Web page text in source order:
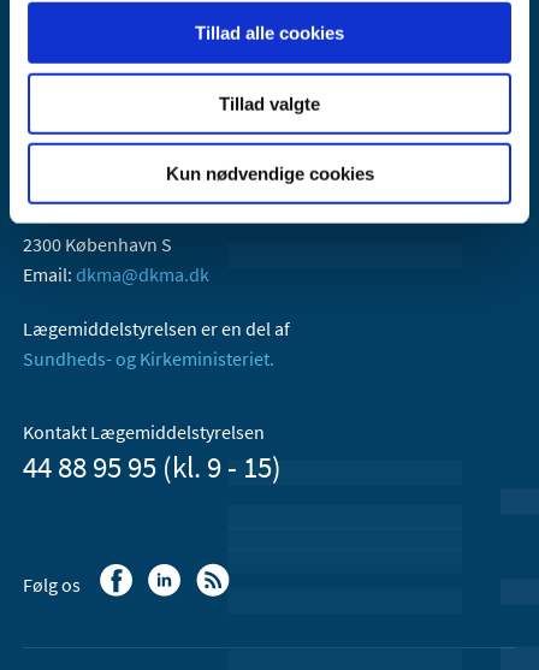
Tillad alle cookies
Tillad valgte
Kun nødvendige cookies
Lægemiddelstyrelsen
2300 København S
Email: dkma@dkma.dk
Lægemiddelstyrelsen er en del af
Sundheds- og Kirkeministeriet.
Kontakt Lægemiddelstyrelsen
44 88 95 95 (kl. 9 - 15)
Følg os